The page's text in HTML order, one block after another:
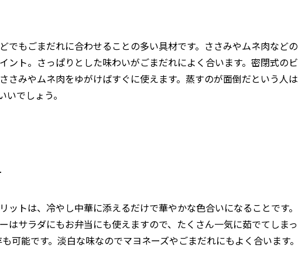
でもごまだれに合わせることの多い具材です。ささみやムネ肉などの
ント。さっぱりとした味わいがごまだれによく合います。密閉式のビ
さみやムネ肉をゆがけばすぐに使えます。蒸すのが面倒だという人は
いでしょう。
ットは、冷やし中華に添えるだけで華やかな色合いになることです。
はサラダにもお弁当にも使えますので、たくさん一気に茹でてしまっ
可能です。淡白な味なのでマヨネーズやごまだれにもよく合います。